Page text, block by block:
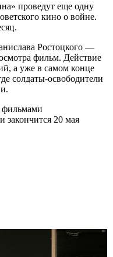
проведут еще одну
кино о войне.
Ростоцкого —
фильм. Действие
а уже в самом конце
солдаты-освободители
фильмами
20 мая